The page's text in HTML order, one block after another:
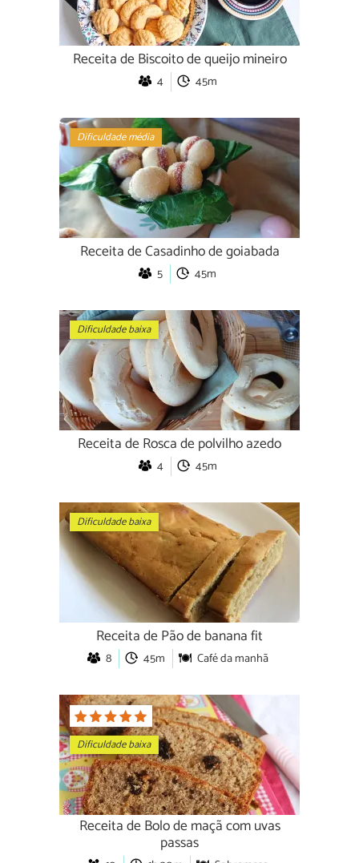
Receita de Biscoito de queijo mineiro
4 45m
Dificuldade média
Receita de Casadinho de goiabada
5 45m
Dificuldade baixa
Receita de Rosca de polvilho azedo
4 45m
Dificuldade baixa
Receita de Pão de banana fit
8 45m Café da manhã
Dificuldade baixa
Receita de Bolo de maçã com uvas
passas